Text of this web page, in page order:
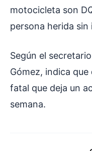
motocicleta son
persona herida sin
Según el
Gómez, indica
fatal que deja un
semana.